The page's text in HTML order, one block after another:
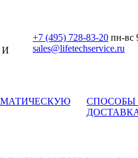
И
+7 (495) 728-83-20 пн-вс
sales@lifetechservice.ru
СПОСОБЫ